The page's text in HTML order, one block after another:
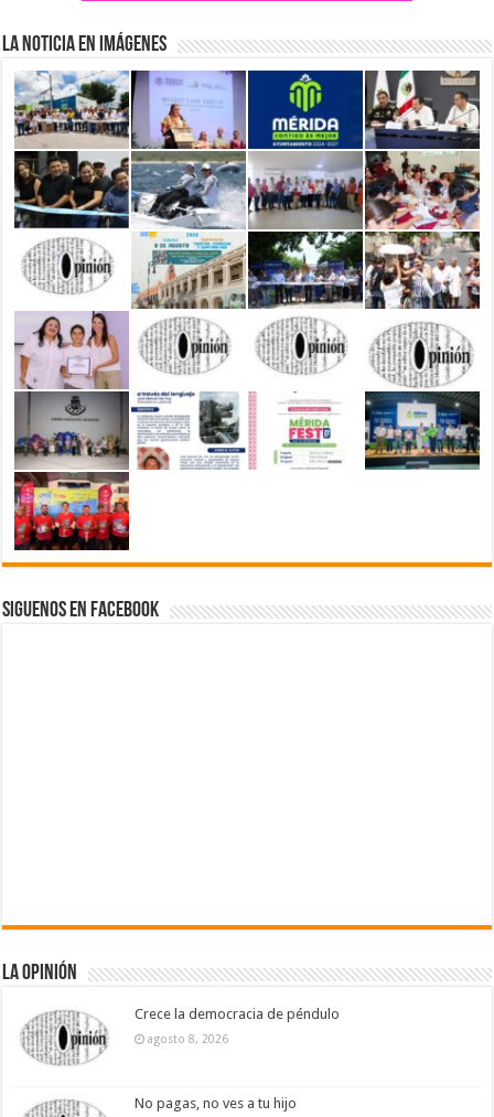
La Noticia en Imágenes
Siguenos en Facebook
La Opinión
Crece la democracia de péndulo
agosto 8, 2026
No pagas, no ves a tu hijo